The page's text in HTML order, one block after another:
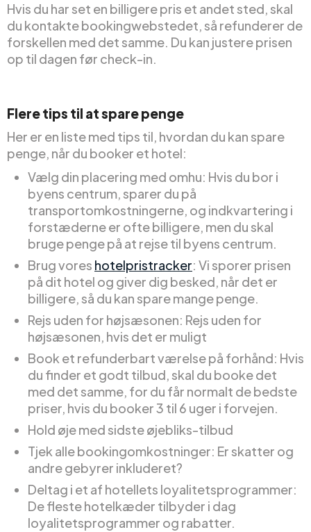
Hvis du har set en billigere pris et andet sted, skal
du kontakte bookingwebstedet, så refunderer de
forskellen med det samme. Du kan justere prisen
op til dagen før check-in.
Flere tips til at spare penge
Her er en liste med tips til, hvordan du kan spare
penge, når du booker et hotel:
Vælg din placering med omhu: Hvis du bor i
byens centrum, sparer du på
transportomkostningerne, og indkvartering i
forstæderne er ofte billigere, men du skal
bruge penge på at rejse til byens centrum.
Brug vores hotelpristracker: Vi sporer prisen
på dit hotel og giver dig besked, når det er
billigere, så du kan spare mange penge.
Rejs uden for højsæsonen: Rejs uden for
højsæsonen, hvis det er muligt
Book et refunderbart værelse på forhånd: Hvis
du finder et godt tilbud, skal du booke det
med det samme, for du får normalt de bedste
priser, hvis du booker 3 til 6 uger i forvejen.
Hold øje med sidste øjebliks-tilbud
Tjek alle bookingomkostninger: Er skatter og
andre gebyrer inkluderet?
Deltag i et af hotellets loyalitetsprogrammer:
De fleste hotelkæder tilbyder i dag
loyalitetsprogrammer og rabatter.